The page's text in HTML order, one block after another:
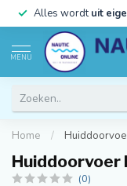
Alles wordtuit
MENU
Home /
Huiddoorvoer
(0)